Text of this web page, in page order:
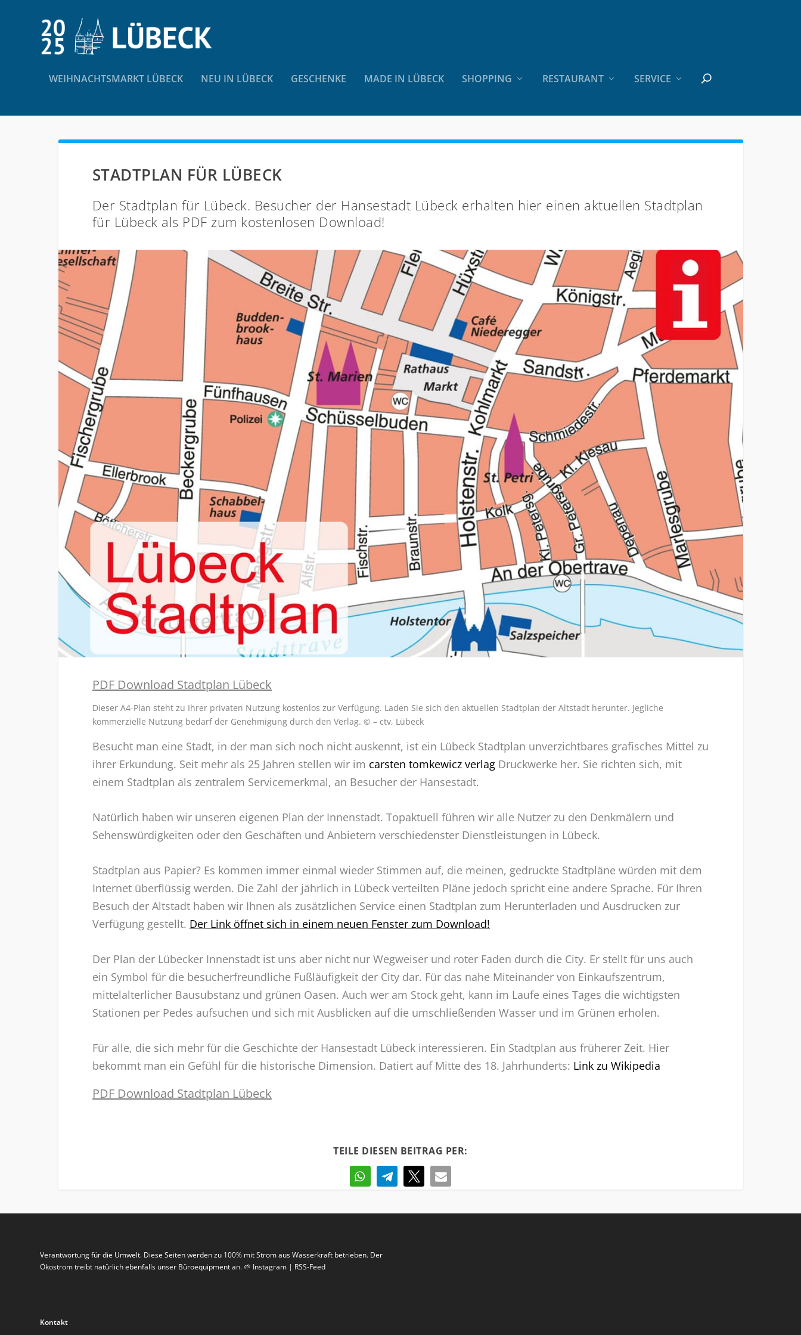
WEIHNACHTSMARKT LÜBECK NEU IN LÜBECK GESCHENKE MADE IN LÜBECK SHOPPING RESTAURANT SERVICE
STADTPLAN FÜR LÜBECK
Der Stadtplan für Lübeck. Besucher der Hansestadt Lübeck erhalten hier einen aktuellen Stadtplan
für Lübeck als PDF zum kostenlosen Download!
PDF Download Stadtplan Lübeck
Dieser A4-Plan steht zu Ihrer privaten Nutzung kostenlos zur Verfügung. Laden Sie sich den aktuellen Stadtplan der Altstadt herunter. Jegliche
kommerzielle Nutzung bedarf der Genehmigung durch den Verlag. © – ctv, Lübeck
Besucht man eine Stadt, in der man sich noch nicht auskennt, ist ein Lübeck Stadtplan unverzichtbares grafisches Mittel zu
ihrer Erkundung. Seit mehr als 25 Jahren stellen wir im carsten tomkewicz verlagDruckwerke her. Sie richten sich, mit
einem Stadtplan als zentralem Servicemerkmal, an Besucher der Hansestadt.
Natürlich haben wir unseren eigenen Plan der Innenstadt. Topaktuell führen wir alle Nutzer zu den Denkmälern und
Sehenswürdigkeiten oder den Geschäften und Anbietern verschiedenster Dienstleistungen in Lübeck.
Stadtplan aus Papier? Es kommen immer einmal wieder Stimmen auf, die meinen, gedruckte Stadtpläne würden mit dem
Internet überflüssig werden. Die Zahl der jährlich in Lübeck verteilten Pläne jedoch spricht eine andere Sprache. Für Ihren
Besuch der Altstadt haben wir Ihnen als zusätzlichen Service einen Stadtplan zum Herunterladen und Ausdrucken zur
Verfügung gestellt. Der Link öffnet sich in einem neuen Fenster zum Download!
Der Plan der Lübecker Innenstadt ist uns aber nicht nur Wegweiser und roter Faden durch die City. Er stellt für uns auch
ein Symbol für die besucherfreundliche Fußläufigkeit der City dar. Für das nahe Miteinander von Einkaufszentrum,
mittelalterlicher Bausubstanz und grünen Oasen. Auch wer am Stock geht, kann im Laufe eines Tages die wichtigsten
Stationen per Pedes aufsuchen und sich mit Ausblicken auf die umschließenden Wasser und im Grünen erholen.
Für alle, die sich mehr für die Geschichte der Hansestadt Lübeck interessieren. Ein Stadtplan aus früherer Zeit. Hier
bekommt man ein Gefühl für die historische Dimension. Datiert auf Mitte des 18. Jahrhunderts: Link zu Wikipedia
PDF Download Stadtplan Lübeck
TEILE DIESEN BEITRAG PER:
Verantwortung für die Umwelt. Diese Seiten werden zu 100% mit Strom aus Wasserkraft betrieben. Der
Ökostrom treibt natürlich ebenfalls unser Büroequipment an. 🌱 Instagram | RSS-Feed
Kontakt